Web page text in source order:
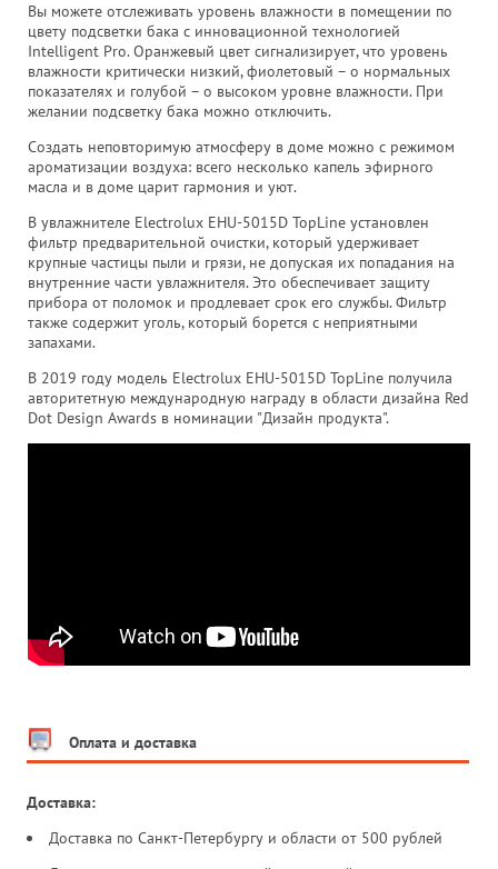
Вы можете отслеживать уровень влажности в помещении по
цвету подсветки бака с инновационной технологией
Intelligent Pro. Оранжевый цвет сигнализирует, что уровень
влажности критически низкий, фиолетовый – о нормальных
показателях и голубой – о высоком уровне влажности. При
желании подсветку бака можно отключить.
Создать неповторимую атмосферу в доме можно с режимом
ароматизации воздуха: всего несколько капель эфирного
масла и в доме царит гармония и уют.
В увлажнителе Electrolux EHU-5015D TopLine установлен
фильтр предварительной очистки, который удерживает
крупные частицы пыли и грязи, не допуская их попадания на
внутренние части увлажнителя. Это обеспечивает защиту
прибора от поломок и продлевает срок его службы. Фильтр
также содержит уголь, который борется с неприятными
запахами.
В 2019 году модель Electrolux EHU-5015D TopLine получила
авторитетную международную награду в области дизайна Red
Dot Design Awards в номинации "Дизайн продукта".
Оплата и доставка
Доставка:
Доставка по Санкт-Петербургу и области от 500 рублей